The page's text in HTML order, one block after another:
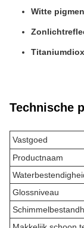
Witte
Technische
Vastgoed
Productnaam
Glossniveau